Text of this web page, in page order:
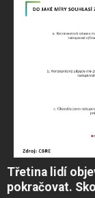
Třetina lidí
pokračovat.